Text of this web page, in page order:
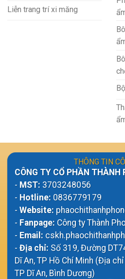
Liễn trang trí xi măng
THÔNG TIN
CÔNG TY CỔ PHẦN THÀNH
- MST: 3703248056
- Hotline: 0836779179
- Website:
- Fanpage: Công ty Thành
- Email:
- Địa chỉ: Số 319, Đường
Dĩ An, TP Hồ Chí Minh (Địa
TP Dĩ An, Bình Dương)